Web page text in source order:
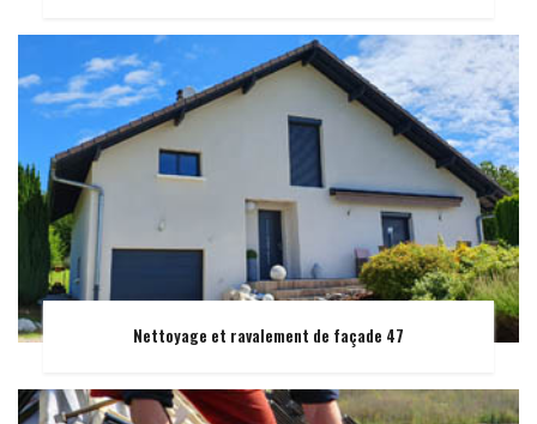
Nettoyage et ravalement de façade 47